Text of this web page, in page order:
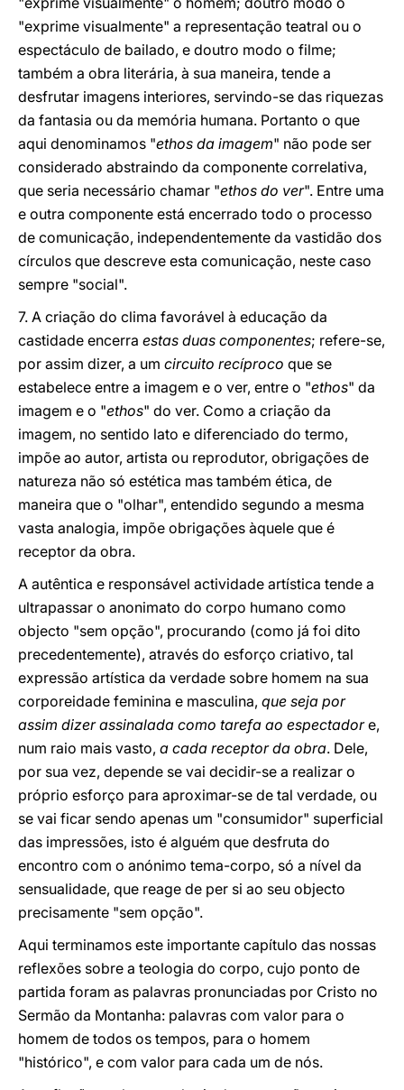
"exprime visualmente" a representação teatral ou o
espectáculo de bailado, e doutro modo o filme;
também a obra literária, à sua maneira, tende a
desfrutar imagens interiores, servindo-se das riquezas
da fantasia ou da memória humana. Portanto o que
aqui denominamos "ethos da imagem" não pode ser
considerado abstraindo da componente correlativa,
que seria necessário chamar "ethos do ver". Entre uma
e outra componente está encerrado todo o processo
de comunicação, independentemente da vastidão dos
círculos que descreve esta comunicação, neste caso
sempre "social".
7. A criação do clima favorável à educação da
castidade encerra estas duas componentes; refere-se,
por assim dizer, a um circuito recíproco que se
estabelece entre a imagem e o ver, entre o "ethos" da
imagem e o "ethos" do ver. Como a criação da
imagem, no sentido lato e diferenciado do termo,
impõe ao autor, artista ou reprodutor, obrigações de
natureza não só estética mas também ética, de
maneira que o "olhar", entendido segundo a mesma
vasta analogia, impõe obrigações àquele que é
receptor da obra.
A autêntica e responsável actividade artística tende a
ultrapassar o anonimato do corpo humano como
objecto "sem opção", procurando (como já foi dito
precedentemente), através do esforço criativo, tal
expressão artística da verdade sobre homem na sua
corporeidade feminina e masculina, que seja por
assim dizer assinalada como tarefa ao espectadore,
num raio mais vasto, a cada receptor da obra. Dele,
por sua vez, depende se vai decidir-se a realizar o
próprio esforço para aproximar-se de tal verdade, ou
se vai ficar sendo apenas um "consumidor" superficial
das impressões, isto é alguém que desfruta do
encontro com o anónimo tema-corpo, só a nível da
sensualidade, que reage de per si ao seu objecto
precisamente "sem opção".
Aqui terminamos este importante capítulo das nossas
reflexões sobre a teologia do corpo, cujo ponto de
partida foram as palavras pronunciadas por Cristo no
Sermão da Montanha: palavras com valor para o
homem de todos os tempos, para o homem
"histórico", e com valor para cada um de nós.